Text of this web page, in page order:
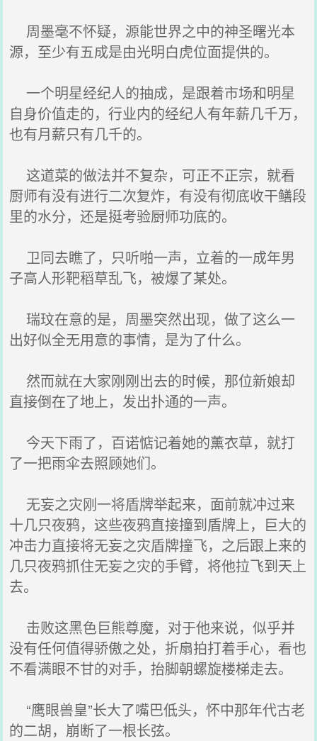
周墨毫不怀疑，源能世界之中的神圣曙光本
源，至少有五成是由光明白虎位面提供的。
一个明星经纪人的抽成，是跟着市场和明星
自身价值走的，行业内的经纪人有年薪几千万，
也有月薪只有几千的。
这道菜的做法并不复杂，可正不正宗，就看
厨师有没有进行二次复炸，有没有彻底收干鳝段
里的水分，还是挺考验厨师功底的。
卫同去瞧了，只听啪一声，立着的一成年男
子高人形靶稻草乱飞，被爆了某处。
瑞玟在意的是，周墨突然出现，做了这么一
出好似全无用意的事情，是为了什么。
然而就在大家刚刚出去的时候，那位新娘却
直接倒在了地上，发出扑通的一声。
今天下雨了，百诺惦记着她的薰衣草，就打
了一把雨伞去照顾她们。
无妄之灾刚一将盾牌举起来，面前就冲过来
十几只夜鸦，这些夜鸦直接撞到盾牌上，巨大的
冲击力直接将无妄之灾盾牌撞飞，之后跟上来的
几只夜鸦抓住无妄之灾的手臂，将他拉飞到天上
去。
击败这黑色巨熊尊魔，对于他来说，似乎并
没有任何值得骄傲之处，折扇拍打着手心，看也
不看满眼不甘的对手，抬脚朝螺旋楼梯走去。
“鹰眼兽皇”长大了嘴巴低头，怀中那年代古老
的二胡，崩断了一根长弦。